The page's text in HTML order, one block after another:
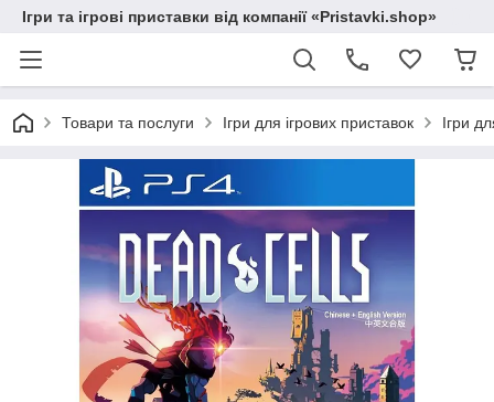
Ігри та ігрові приставки від компанії «Pristavki.shop»
Товари та послуги Ігри для ігрових приставок Ігри